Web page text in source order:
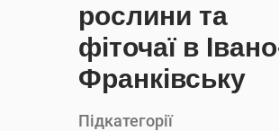
рослини та
фіточаї в
Франківську
Підкатегорії